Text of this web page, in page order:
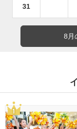
31
8月